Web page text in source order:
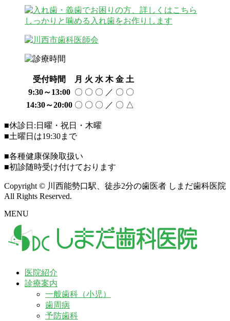
受付時間 月 火 水 木 金 土
9:30～13:00 〇 〇 〇 ／ 〇 〇
14:30～20:00 〇 〇 〇 ／ 〇 △
■休診日:日曜・祝日・木曜
■土曜日は19:30まで
■各種健康保険取扱い
■初診随時受け付けております
Copyright © 川西能勢口駅、徒歩2分の歯医者 しまだ歯科医院
All Rights Reserved.
MENU
医院紹介
診療案内
一般歯科（小児）
歯周病
予防歯科